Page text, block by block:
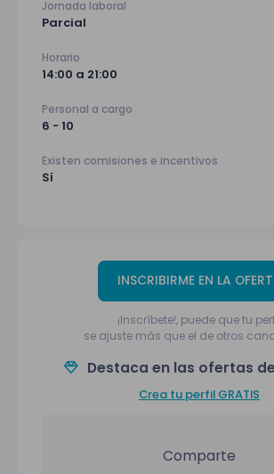
Jornada laboral
Parcial
Horario
14:00 a 21:00
Personal a cargo
6 - 10
Existen comisiones e incentivos
Sí
INSCRIBIRME EN LA
¡Inscríbete!, puede que tu
se ajuste más que el de otros
Destaca en las ofertas
Crea tu perfil GRATIS
Comparte